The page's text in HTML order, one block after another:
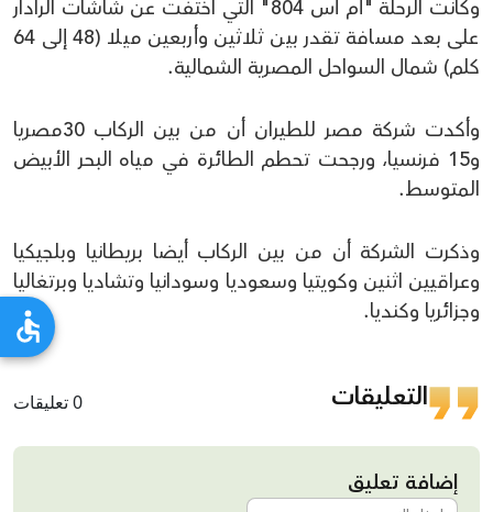
وكانت الرحلة "أم أس 804" التي اختفت عن شاشات الرادار
على بعد مسافة تقدر بين ثلاثين وأربعين ميلا (48 إلى 64
كلم) شمال السواحل المصرية الشمالية.
وأكدت شركة مصر للطيران أن من بين الركاب 30مصريا
و15 فرنسيا، ورجحت تحطم الطائرة في مياه البحر الأبيض
المتوسط.
وذكرت الشركة أن من بين الركاب أيضا بريطانيا وبلجيكيا
وعراقيين اثنين وكويتيا وسعوديا وسودانيا وتشاديا وبرتغاليا
وجزائريا وكنديا.
التعليقات 0 تعليقات
إضافة تعليق